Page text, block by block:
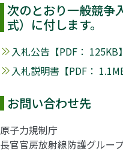
次のとおり一般競争
式）に付します。
入札公告【PDF： 125KB】
入札説明書【PDF：
お問い合わせ先
原子力規制庁
長官官房放射線防護グルー